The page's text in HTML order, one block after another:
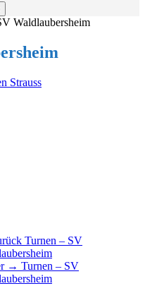
Waldlaubersheim
Strauss
Vorhergehender
Beitrag:
Turnen – SV
→ Nächster
Beitrag:
Turnen – SV